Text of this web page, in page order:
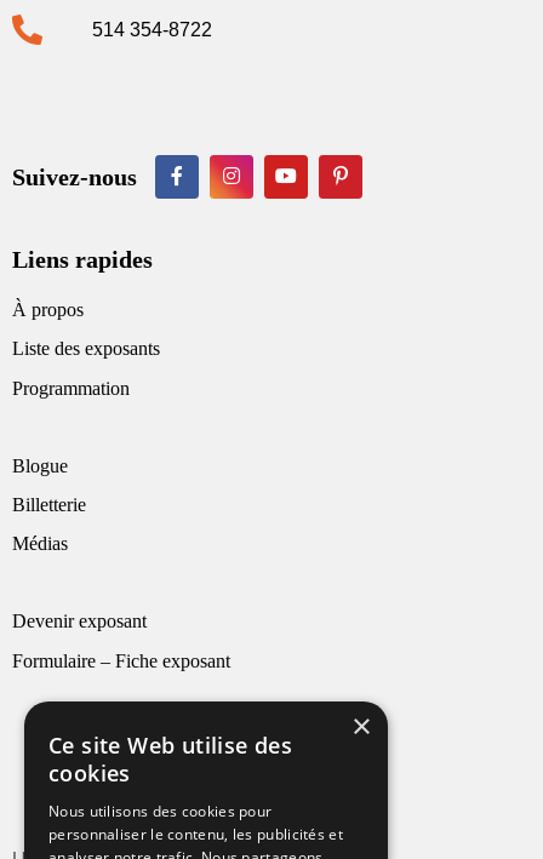
514 354-8722
Suivez-nous
Liens rapides
À propos
Liste des exposants
Programmation
Blogue
Billetterie
Médias
Devenir exposant
Formulaire – Fiche exposant
×
Ce site Web utilise des
cookies
Nous utilisons des cookies pour
personnaliser le contenu, les publicités et